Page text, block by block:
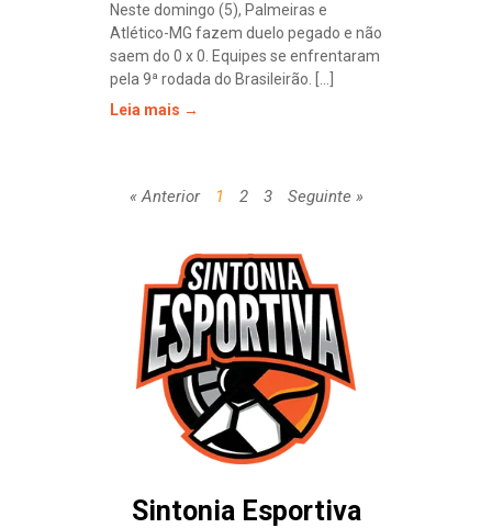
Neste domingo (5), Palmeiras e
Atlético-MG fazem duelo pegado e não
saem do 0 x 0. Equipes se enfrentaram
pela 9ª rodada do Brasileirão. [...]
Leia mais →
« Anterior 1 2 3 Seguinte »
Sintonia Esportiva